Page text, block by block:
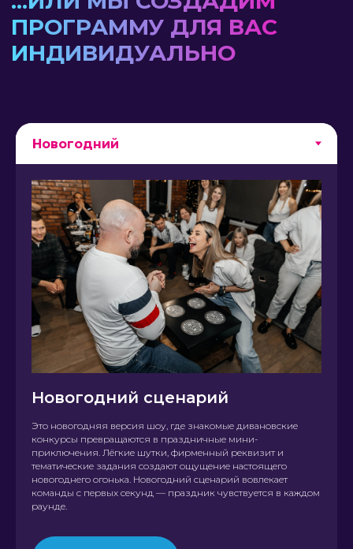
Новогодний сценарий
Это новогодняя версия шоу, где знакомые дивановские
конкурсы превращаются в праздничные мини-
приключения. Лёгкие шутки, фирменный реквизит и
тематические задания создают ощущение настоящего
новогоднего огонька. Новогодний сценарий вовлекает
команды с первых секунд — праздник чувствуется в каждом
раунде.